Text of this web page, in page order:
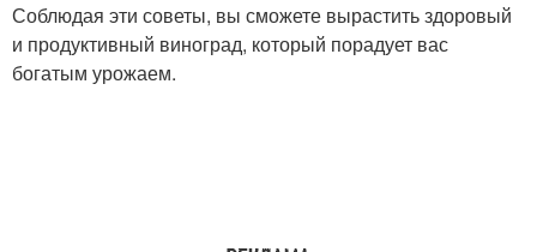
Соблюдая эти советы, вы сможете вырастить здоровый
и продуктивный виноград, который порадует вас
богатым урожаем.